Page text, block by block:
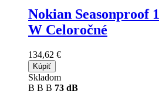
Nokian Seasonproof 1
W Celoročné
134,62 €
Kúpiť
Skladom
B B B 73 dB